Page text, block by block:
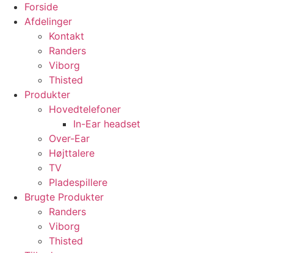
Forside
Afdelinger
Kontakt
Randers
Viborg
Thisted
Produkter
Hovedtelefoner
In-Ear headset
Over-Ear
Højttalere
TV
Pladespillere
Brugte Produkter
Randers
Viborg
Thisted